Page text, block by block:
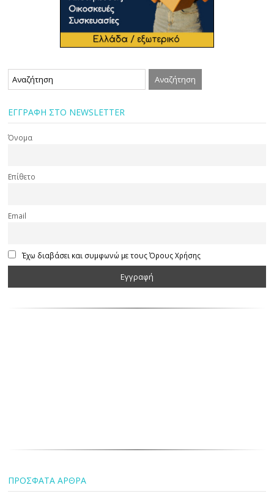
ΕΓΓΡΑΦΗ ΣΤΟ NEWSLETTER
Όνομα
Επίθετο
Email
Έχω διαβάσει και συμφωνώ με τους Όρους Χρήσης
ΠΡΟΣΦΑΤΑ ΑΡΘΡΑ